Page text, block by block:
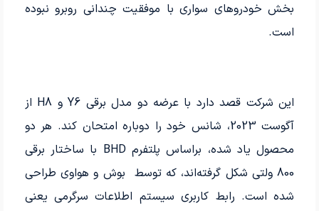
بخش خودروهای سواری با موفقیت چندانی روبرو نبوده
است.
این شرکت قصد دارد با عرضه دو مدل برقی Y6 و H8 از
آگوست 2023، شانس خود را دوباره امتحان کند. هر دو
محصول یاد شده، براساس پلتفرم BHD با ساختار برقی
800 ولتی شکل گرفته‌اند، که توسط بوش و هواوی طراحی
شده است. رابط کاربری سیستم اطلاعات سرگرمی یعنی